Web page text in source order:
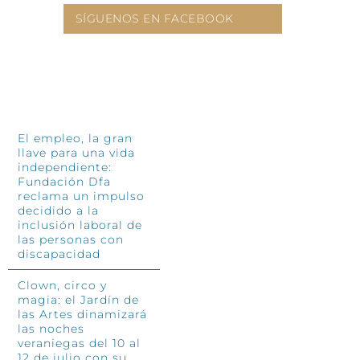
SÍGUENOS EN FACEBOOK
El empleo, la gran
llave para una vida
independiente:
Fundación Dfa
reclama un impulso
decidido a la
inclusión laboral de
las personas con
discapacidad
Clown, circo y
magia: el Jardín de
las Artes dinamizará
las noches
veraniegas del 10 al